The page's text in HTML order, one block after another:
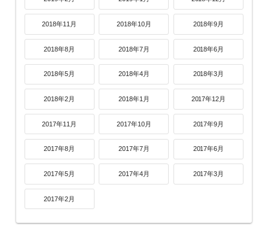
2018年11月 2018年10月 2018年9月
2018年8月 2018年7月 2018年6月
2018年5月 2018年4月 2018年3月
2018年2月 2018年1月 2017年12月
2017年11月 2017年10月 2017年9月
2017年8月 2017年7月 2017年6月
2017年5月 2017年4月 2017年3月
2017年2月